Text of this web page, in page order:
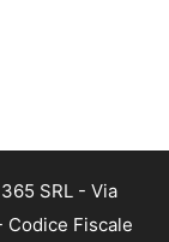
SRL - Via
Codice Fiscale